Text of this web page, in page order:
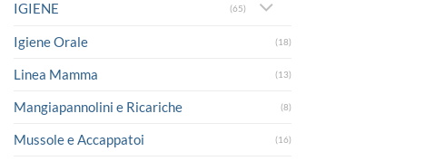
IGIENE (65)
Igiene Orale (18)
Linea Mamma (13)
Mangiapannolini e Ricariche (8)
Mussole e Accappatoi (16)